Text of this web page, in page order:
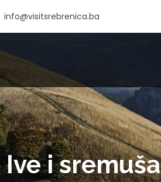
info@visitsrebrenica.ba
i sremuša